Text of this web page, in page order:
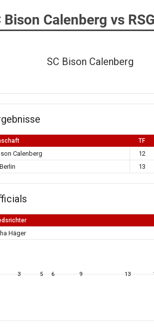
Bison Calenberg vs
SC Bison Calenberg
TF
Calenberg 12
13
Häger
3 5 6 9 13